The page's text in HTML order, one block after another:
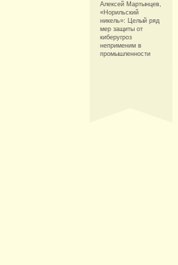
Алексей Мартынцев,
«Норильский
никель»: Целый ряд
мер защиты от
киберугроз
неприменим в
промышленности